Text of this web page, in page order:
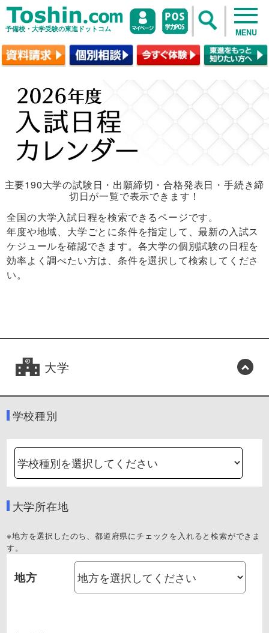
予備校・大学受験の東進ドットコム MENU
主要190大学の試験日・出願締切・合格発表日・手続き締
切日が一覧で表示できます！
全国の大学入試日程を検索できるページです。
年度や地域、大学ごとに条件を指定して、最新の入試ス
ケジュールを確認できます。各大学の個別試験の日程を
効率よく調べたい方は、条件を選択して検索してくださ
い。
大学
学校種別
大学所在地
※地方を選択したのち、都道府県にチェックを入れると検索ができま
す。
地方